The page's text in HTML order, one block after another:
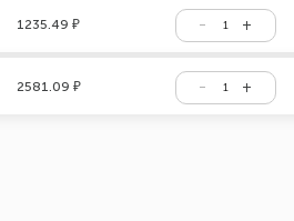
1235.49 ₽
2581.09 ₽